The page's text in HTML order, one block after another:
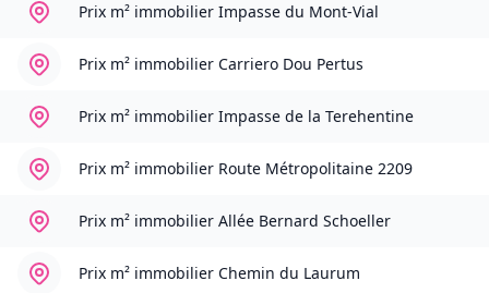
Prix m² immobilier Impasse du Mont-Vial
Prix m² immobilier Carriero Dou Pertus
Prix m² immobilier Impasse de la Terehentine
Prix m² immobilier Route Métropolitaine 2209
Prix m² immobilier Allée Bernard Schoeller
Prix m² immobilier Chemin du Laurum